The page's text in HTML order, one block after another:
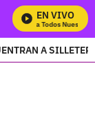
EN VIVO
Mira Todos Nuestros
A